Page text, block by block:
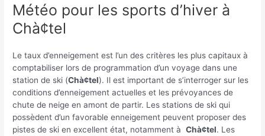
Météo pour les sports d’hiver à
Chà¢tel
Le taux d’enneigement est l’un des critères les plus capitaux à
comptabiliser lors de programmation d’un voyage dans une
station de ski (Chà¢tel). Il est important de s’interroger sur les
conditions d’enneigement actuelles et les prévoyances de
chute de neige en amont de partir. Les stations de ski qui
possèdent d’un favorable enneigement peuvent proposer des
pistes de ski en excellent état, notamment àChà¢tel. Les